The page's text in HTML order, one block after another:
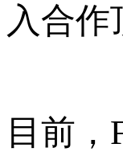
入合
目前